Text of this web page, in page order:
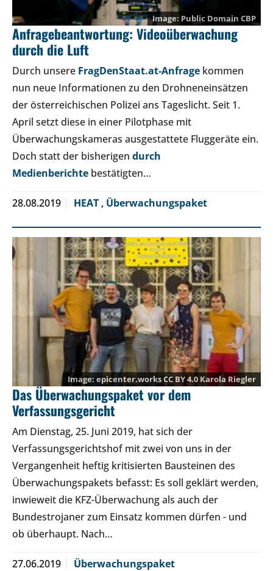
Public Domain CBP
Anfragebeantwortung: Videoüberwachung
durch die Luft
Durch unsere FragDenStaat.at-Anfrage kommen
nun neue Informationen zu den Drohneneinsätzen
der österreichischen Polizei ans Tageslicht. Seit 1.
April setzt diese in einer Pilotphase mit
Überwachungskameras ausgestattete Fluggeräte ein.
Doch statt der bisherigen durch
Medienberichte bestätigten…
28.08.2019 HEAT , Überwachungspaket
epicenter.worksCC BY 4.0 Karola Riegler
Das Überwachungspaket vor dem
Verfassungsgericht
Am Dienstag, 25. Juni 2019, hat sich der
Verfassungsgerichtshof mit zwei von uns in der
Vergangenheit heftig kritisierten Bausteinen des
Überwachungspakets befasst: Es soll geklärt werden,
inwieweit die KFZ-Überwachung als auch der
Bundestrojaner zum Einsatz kommen dürfen - und
ob überhaupt. Nach…
27.06.2019 Überwachungspaket